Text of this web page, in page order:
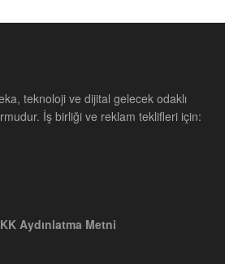
teknoloji ve dijital gelecek odaklı
İş birliği ve reklam teklifleri için:
Aydınlatma Metni